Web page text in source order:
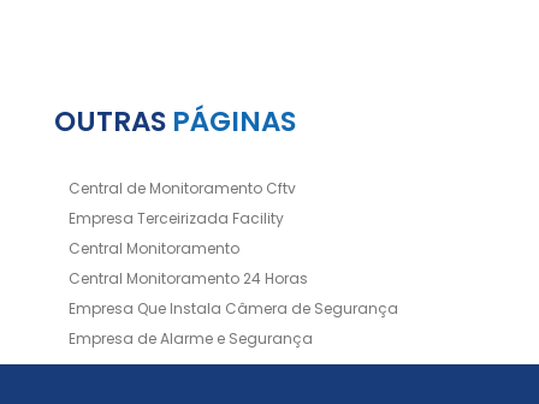
OUTRAS PÁGINAS
Central de Monitoramento Cftv
Empresa Terceirizada Facility
Central Monitoramento
Central Monitoramento 24 Horas
Empresa Que Instala Câmera de Segurança
Empresa de Alarme e Segurança
Empresa de Alarmes
Empresa de Facilities